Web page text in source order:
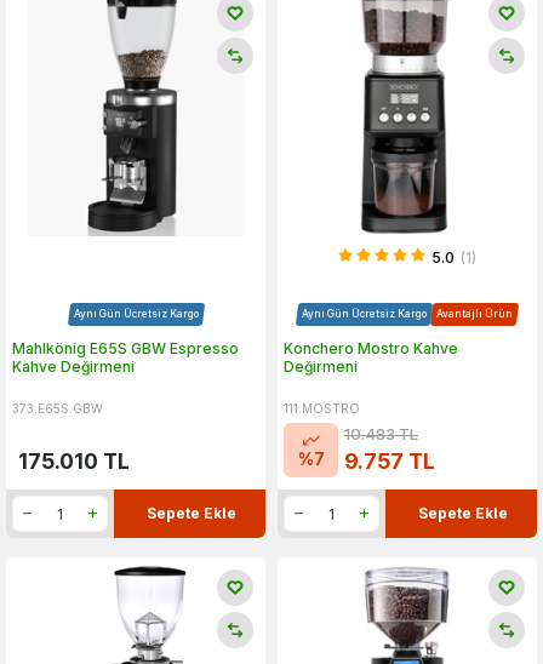
Aynı Gün Ücretsiz Kargo
Mahlkönig E65S GBW Espresso
Kahve Değirmeni
373.E65S.GBW
175.010 TL
Sepete Ekle
5.0 (1)
Aynı Gün Ücretsiz Kargo Avantajlı Ürün
Konchero Mostro Kahve
Değirmeni
111.MOSTRO
%7
10.483TL
9.757 TL
Sepete Ekle